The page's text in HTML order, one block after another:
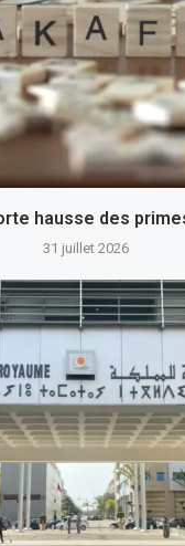
hausse des
31 juillet 2026